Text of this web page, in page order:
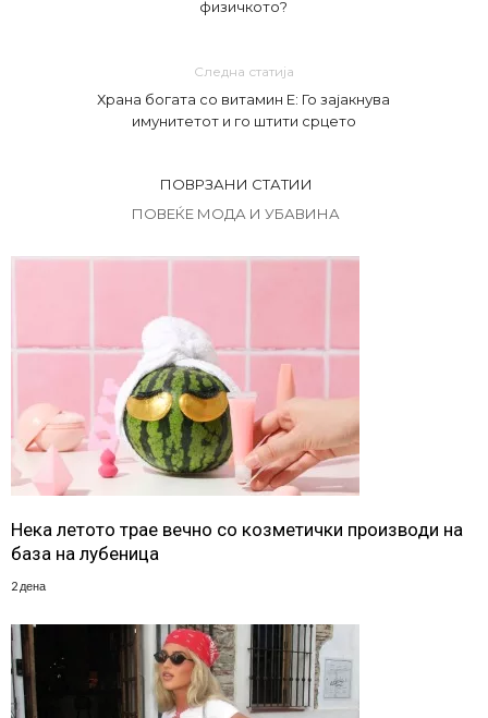
физичкото?
Следна статија
Храна богата со витамин Е: Го зајакнува
имунитетот и го штити срцето
ПОВРЗАНИ СТАТИИ
ПОВЕЌЕ МОДА И УБАВИНА
Нека летото трае вечно со козметички производи на
база на лубеница
2 дена